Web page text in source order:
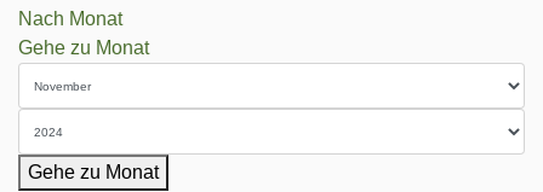
Nach Monat
Gehe zu Monat
Gehe zu Monat